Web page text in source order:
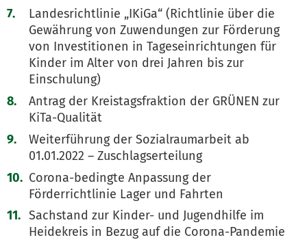
Landesrichtlinie „IKiGa“ (Richtlinie über die
Gewährung von Zuwendungen zur Förderung
von Investitionen in Tageseinrichtungen für
Kinder im Alter von drei Jahren bis zur
Einschulung)
Antrag der Kreistagsfraktion der GRÜNEN zur
KiTa-Qualität
Weiterführung der Sozialraumarbeit ab
01.01.2022 – Zuschlagserteilung
Corona-bedingte Anpassung der
Förderrichtlinie Lager und Fahrten
Sachstand zur Kinder- und Jugendhilfe im
Heidekreis in Bezug auf die Corona-Pandemie